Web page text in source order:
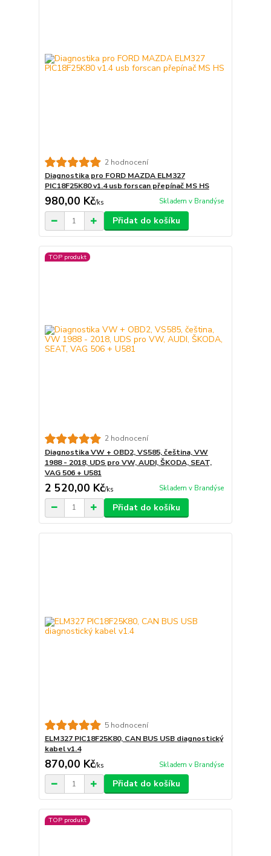
2 hodnocení
Diagnostika pro FORD MAZDA ELM327
PIC18F25K80 v1.4 usb forscan přepínač MS HS
980,00 Kč/ks Skladem v Brandýse
Přidat do košíku
TOP produkt
2 hodnocení
Diagnostika VW + OBD2, VS585, čeština, VW
1988 - 2018, UDS pro VW, AUDI, ŠKODA, SEAT,
VAG 506 + U581
2 520,00 Kč/ks Skladem v Brandýse
Přidat do košíku
5 hodnocení
ELM327 PIC18F25K80, CAN BUS USB diagnostický
kabel v1.4
870,00 Kč/ks Skladem v Brandýse
Přidat do košíku
TOP produkt